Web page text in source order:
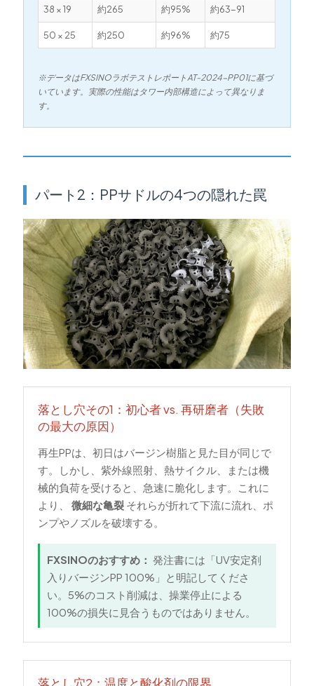
38 × 19 約265 約95% 約63-91
50 × 25 約250 約96% 約75
※データはFXSINOラボテストレポートAT-2024-PP01に基づ
いています。実際の性能はタワー内部構造によって異なりま
す。
パート2：PPサドルの4つの隠れた罠
落とし穴その1：初心者 vs. 再研磨者（失敗
の最大の原因）
再生PPは、初日はバージン樹脂と見た目が同じで
す。しかし、紫外線照射、熱サイクル、または機
械的負荷を受けると、急速に脆化します。これに
より、微細な亀裂 それらが折れて下流に流れ、ポ
ンプやノズルを破壊する。
FXSINOのおすすめ： 発注書には「UV安定剤
入りバージンPP 100%」と明記してくださ
い。5%のコスト削減は、操業停止による
100%の損失に見合うものではありません。
落とし穴2：温度と酸化剤の限界